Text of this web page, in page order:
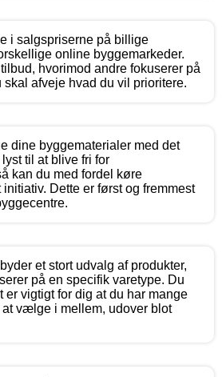
i salgspriserne på billige
online byggemarkeder.
hvorimod andre fokuserer på
afveje hvad du vil prioritere.
dine byggematerialer med det
til at blive fri for
kan du med fordel køre
Dette er først og fremmest
et stort udvalg af produkter,
på en specifik varetype. Du
er vigtigt for dig at du har mange
vælge i mellem, udover blot